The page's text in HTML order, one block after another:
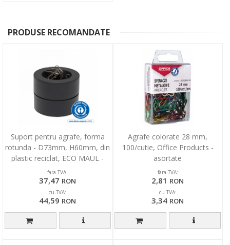
PRODUSE RECOMANDATE
Suport pentru agrafe, forma
rotunda - D73mm, H60mm, din
plastic reciclat, ECO MAUL -
negru
fara TVA:
37,47 RON
cu TVA:
44,59 RON
Agrafe colorate 28 mm,
100/cutie, Office Products -
asortate
fara TVA:
2,81 RON
cu TVA:
3,34 RON